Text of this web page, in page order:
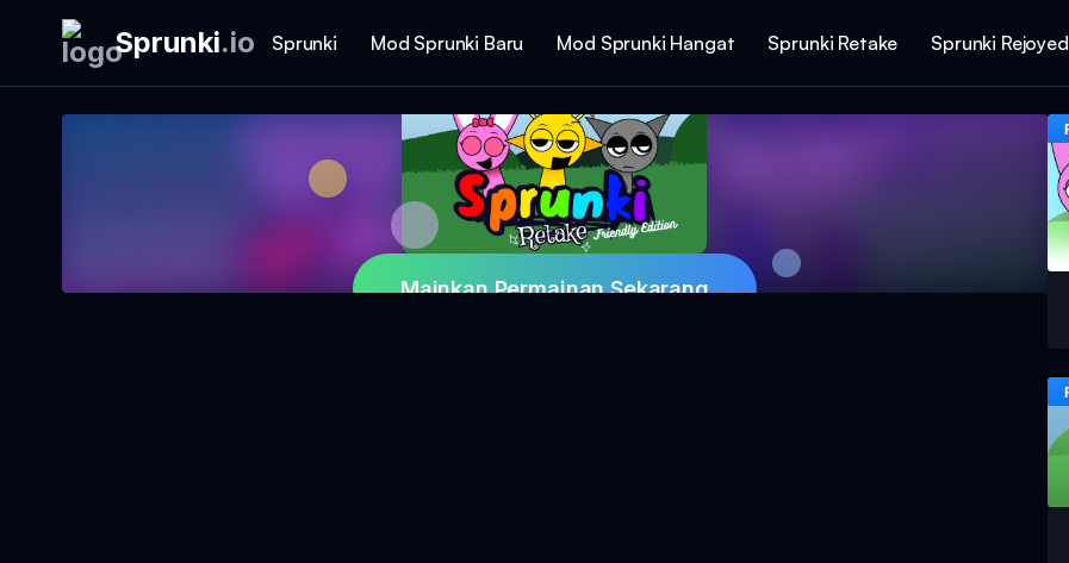
Sprunki.io Sprunki Mod Sprunki Baru Mod Sprunki Hangat Sprunki Retake Sprunki Rejoyed
Mainkan Permainan Sekarang